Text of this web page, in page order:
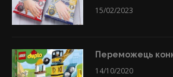
15/02/2023
Переможець
14/10/2020